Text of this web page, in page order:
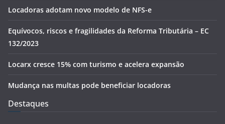
Locadoras adotam novo modelo de NFS-e
Equívocos, riscos e fragilidades da Reforma Tributária – EC
132/2023
Locarx cresce 15% com turismo e acelera expansão
Mudança nas multas pode beneficiar locadoras
Destaques